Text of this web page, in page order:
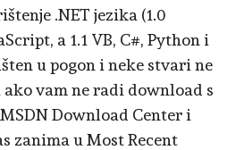
.NET jezika (1.0
a 1.1 VB, C#, Python i
u pogon i neke stvari ne
vam ne radi download s
Download Center i
zanima u Most Recent